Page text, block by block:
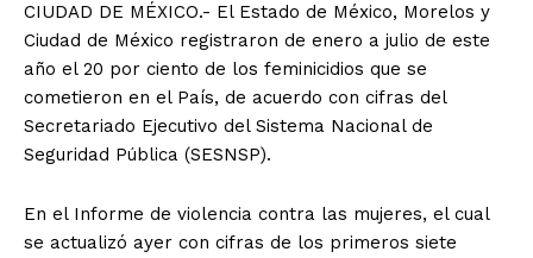
CIUDAD DE MÉXICO.- El Estado de México, Morelos y
Ciudad de México registraron de enero a julio de este
año el 20 por ciento de los feminicidios que se
cometieron en el País, de acuerdo con cifras del
Secretariado Ejecutivo del Sistema Nacional de
Seguridad Pública (SESNSP).
En el Informe de violencia contra las mujeres, el cual
se actualizó ayer con cifras de los primeros siete